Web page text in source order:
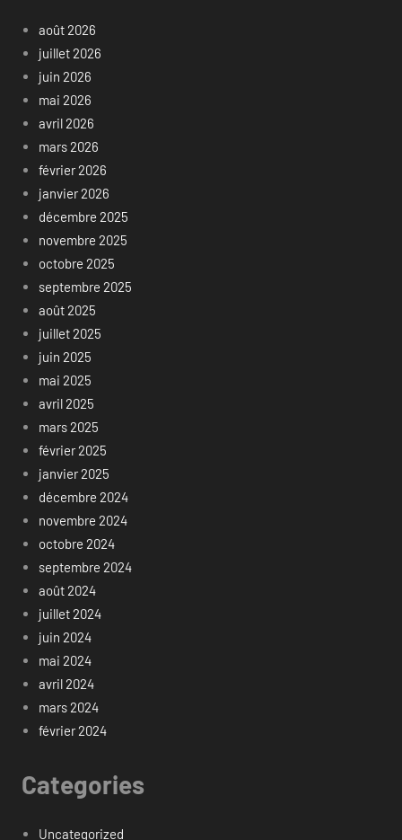
août 2026
juillet 2026
juin 2026
mai 2026
avril 2026
mars 2026
février 2026
janvier 2026
décembre 2025
novembre 2025
octobre 2025
septembre 2025
août 2025
juillet 2025
juin 2025
mai 2025
avril 2025
mars 2025
février 2025
janvier 2025
décembre 2024
novembre 2024
octobre 2024
septembre 2024
août 2024
juillet 2024
juin 2024
mai 2024
avril 2024
mars 2024
février 2024
Categories
Uncategorized